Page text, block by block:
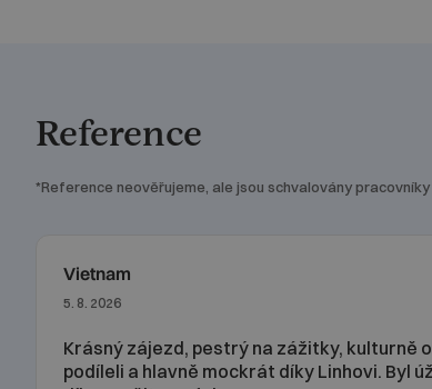
Reference
*Reference neověřujeme, ale jsou schvalovány pracovníky
Vietnam
5. 8. 2026
Krásný zájezd, pestrý na zážitky, kulturně
podíleli a hlavně mockrát díky Linhovi. Byl